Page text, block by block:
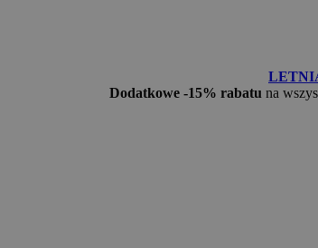
Dodatkowe -15% rabatu na